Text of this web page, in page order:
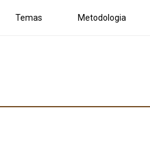
Temas Metodologia